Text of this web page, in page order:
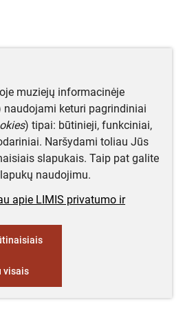
muziejų informacinėje
naudojami keturi pagrindiniai
) tipai: būtinieji, funkciniai,
Naršydami toliau Jūs
slapukais. Taip pat galite
naudojimu.
apie LIMIS privatumo ir
visais